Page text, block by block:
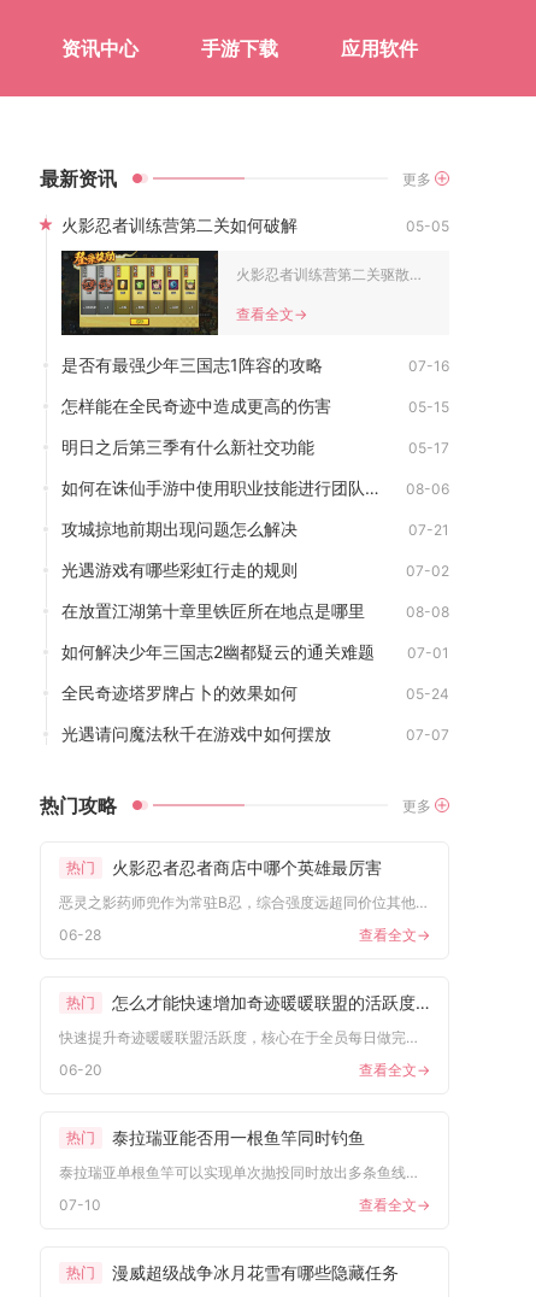
资讯中心 手游下载 应用软件
最新资讯 更多
火影忍者训练营第二关如何破解 05-05
火影忍者训练营第二关驱散训练，核心破解方法是精准把控奥义释放...
查看全文->
是否有最强少年三国志1阵容的攻略 07-16
怎样能在全民奇迹中造成更高的伤害 05-15
明日之后第三季有什么新社交功能 05-17
如何在诛仙手游中使用职业技能进行团队配合 08-06
攻城掠地前期出现问题怎么解决 07-21
光遇游戏有哪些彩虹行走的规则 07-02
在放置江湖第十章里铁匠所在地点是哪里 08-08
如何解决少年三国志2幽都疑云的通关难题 07-01
全民奇迹塔罗牌占卜的效果如何 05-24
光遇请问魔法秋千在游戏中如何摆放 07-07
热门攻略 更多
热门 火影忍者忍者商店中哪个英雄最厉害
恶灵之影药师兜作为常驻B忍，综合强度远超同价位其他忍者，技能...
06-28
查看全文->
热门 怎么才能快速增加奇迹暖暖联盟的活跃度呢
快速提升奇迹暖暖联盟活跃度，核心在于全员每日做完联盟委托、图...
06-20
查看全文->
热门 泰拉瑞亚能否用一根鱼竿同时钓鱼
泰拉瑞亚单根鱼竿可以实现单次抛投同时放出多条鱼线、同步垂钓，...
07-10
查看全文->
热门 漫威超级战争冰月花雪有哪些隐藏任务